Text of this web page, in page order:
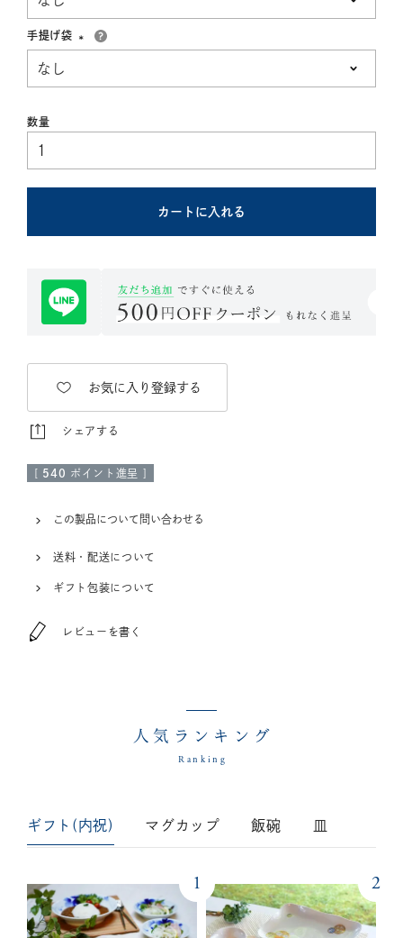
手提げ袋
カートに入れる
お気に入り登録する
シェアする
540 ポイント進呈 ]
この製品について問い合わせる
送料・配送について
ギフト包装について
レビューを書く
人気ランキング
Ranking
ギフト(内祝) マグカップ 飯碗 皿
1 2